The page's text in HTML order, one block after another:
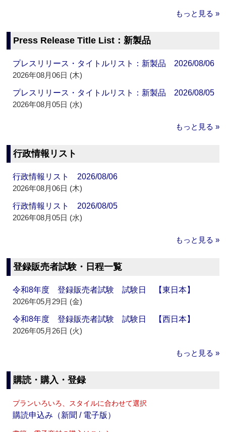
もっと見る »
Press Release Title List：新製品
プレスリリース・タイトルリスト：新製品 2026/08/06
2026年08月06日 (木)
プレスリリース・タイトルリスト：新製品 2026/08/05
2026年08月05日 (水)
もっと見る »
行政情報リスト
行政情報リスト 2026/08/06
2026年08月06日 (木)
行政情報リスト 2026/08/05
2026年08月05日 (水)
もっと見る »
登録販売者試験・日程一覧
令和8年度 登録販売者試験 試験日 【東日本】
2026年05月29日 (金)
令和8年度 登録販売者試験 試験日 【西日本】
2026年05月26日 (火)
もっと見る »
購読・購入・登録
プランいろいろ、スタイルに合わせて選択
購読申込み（新聞 / 電子版）